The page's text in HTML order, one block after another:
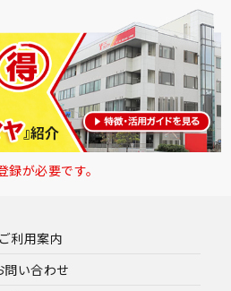
が必要です。
ご利用案内
問い合わせ